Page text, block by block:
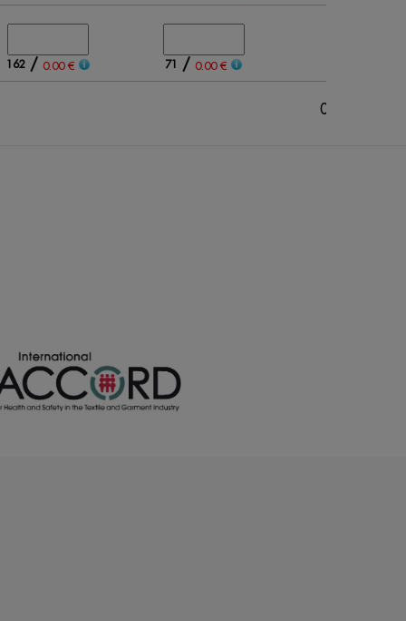
162/ 0.00 € 71 / 0.00 €
0